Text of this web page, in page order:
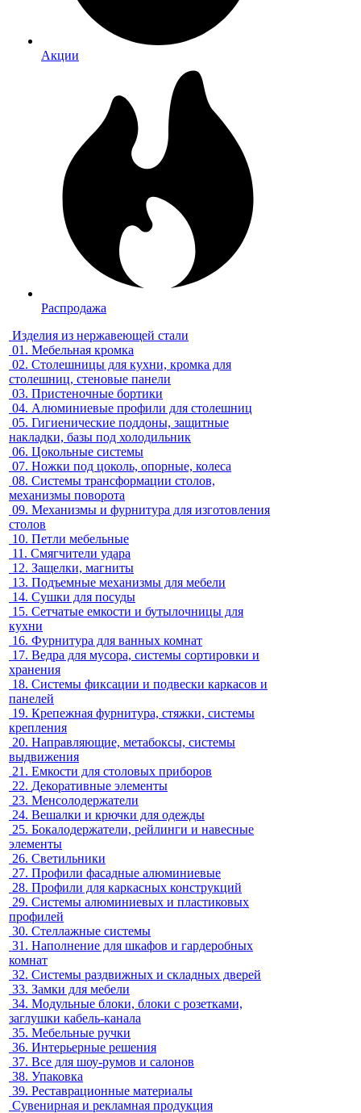
Акции
Распродажа
Изделия из нержавеющей стали
01. Мебельная кромка
02. Столешницы для кухни, кромка для
столешниц, стеновые панели
03. Пристеночные бортики
04. Алюминиевые профили для столешниц
05. Гигиенические поддоны, защитные
накладки, базы под холодильник
06. Цокольные системы
07. Ножки под цоколь, опорные, колеса
08. Системы трансформации столов,
механизмы поворота
09. Механизмы и фурнитура для изготовления
столов
10. Петли мебельные
11. Смягчители удара
12. Защелки, магниты
13. Подъемные механизмы для мебели
14. Сушки для посуды
15. Сетчатые емкости и бутылочницы для
кухни
16. Фурнитура для ванных комнат
17. Ведра для мусора, системы сортировки и
хранения
18. Системы фиксации и подвески каркасов и
панелей
19. Крепежная фурнитура, стяжки, системы
крепления
20. Направляющие, метабоксы, системы
выдвижения
21. Емкости для столовых приборов
22. Декоративные элементы
23. Менсолодержатели
24. Вешалки и крючки для одежды
25. Бокалодержатели, рейлинги и навесные
элементы
26. Светильники
27. Профили фасадные алюминиевые
28. Профили для каркасных конструкций
29. Системы алюминиевых и пластиковых
профилей
30. Стеллажные системы
31. Наполнение для шкафов и гардеробных
комнат
32. Системы раздвижных и складных дверей
33. Замки для мебели
34. Модульные блоки, блоки с розетками,
заглушки кабель-канала
35. Мебельные ручки
36. Интерьерные решения
37. Все для шоу-румов и салонов
38. Упаковка
39. Реставрационные материалы
Сувенирная и рекламная продукция